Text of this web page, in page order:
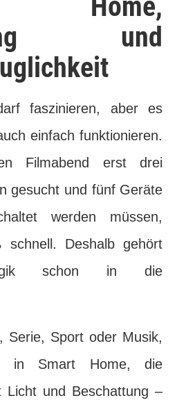
Home,
und
faszinieren, aber es
einfach funktionieren.
Filmabend erst drei
gesucht und fünf Geräte
werden müssen,
schnell. Deshalb gehört
schon in die
Serie, Sport oder Musik,
in Smart Home, die
Licht und Beschattung –